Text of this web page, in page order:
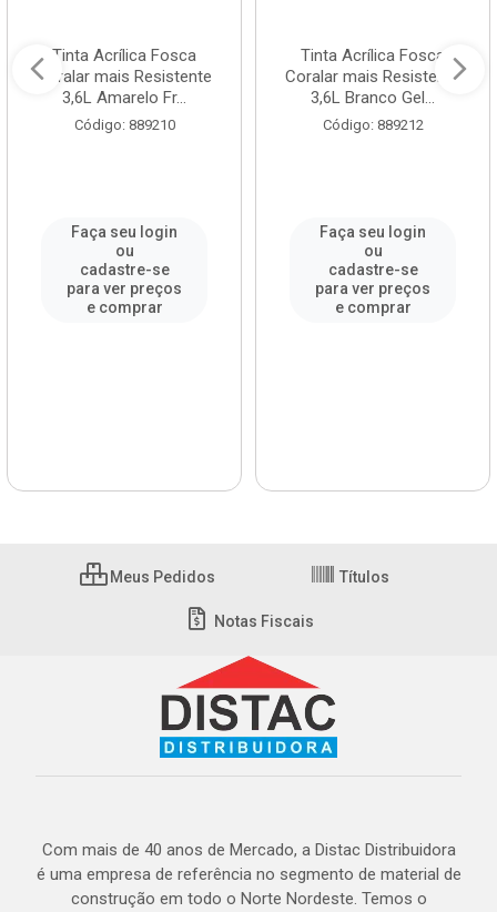
Tinta Acrílica Fosca
Coralar mais Resistente
3,6L Amarelo Fr...
Código: 889210
Faça seu login
ou
cadastre-se
para ver preços
e comprar
Tinta Acrílica Fosca
Coralar mais Resistente
3,6L Branco Gel...
Código: 889212
Faça seu login
ou
cadastre-se
para ver preços
e comprar
Meus Pedidos Títulos
Notas Fiscais
Com mais de 40 anos de Mercado, a Distac Distribuidora
é uma empresa de referência no segmento de material de
construção em todo o Norte Nordeste. Temos o